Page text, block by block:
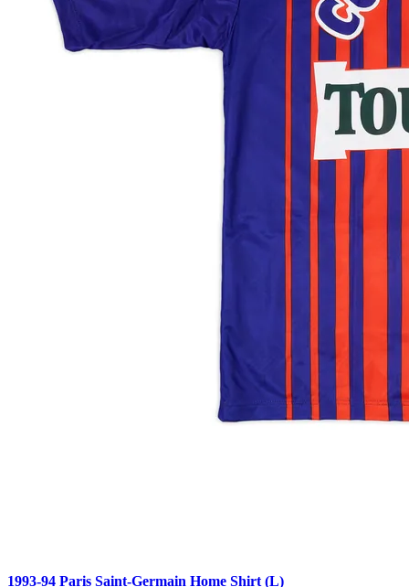
1993-94 Paris Saint-Germain Home Shirt (L)